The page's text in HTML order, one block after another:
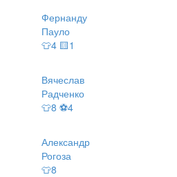
Фернанду
Пауло
👕4 🟨1
Вячеслав
Радченко
👕8 ⚽4
Александр
Рогоза
👕8